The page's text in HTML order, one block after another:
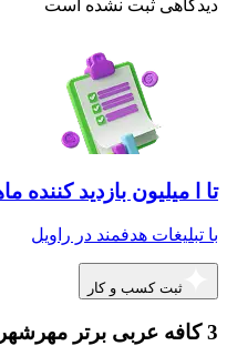
دیدگاهی ثبت نشده است
تا ا میلیون بازدید کننده
با تبلیغات هدفمند در راویل
ثبت کسب و کار
3 کافه عربی برتر مهرشهر کرج